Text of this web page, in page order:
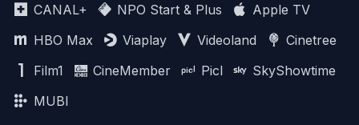
CANAL+ NPO Start & Plus
Apple TV
HBO Max
Viaplay Videoland
Cinetree
Film1
CineMember Picl
SkyShowtime
MUBI